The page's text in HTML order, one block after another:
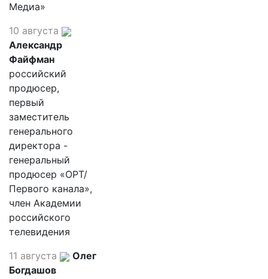
Медиа»
10 августа
Александр
Файфман
российский
продюсер,
первый
заместитель
генерального
директора -
генеральный
продюсер «ОРТ/
Первого канала»,
член Академии
российского
телевидения
11 августа
Олег
Богдашов